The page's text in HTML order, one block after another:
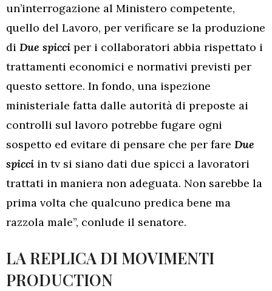
un’interrogazione al Ministero competente,
quello del Lavoro, per verificare se la produzione
di Due spicci per i collaboratori abbia rispettato i
trattamenti economici e normativi previsti per
questo settore. In fondo, una ispezione
ministeriale fatta dalle autorità di preposte ai
controlli sul lavoro potrebbe fugare ogni
sospetto ed evitare di pensare che per fare Due
spicci in tv si siano dati due spicci a lavoratori
trattati in maniera non adeguata. Non sarebbe la
prima volta che qualcuno predica bene ma
razzola male”, conlude il senatore.
LA REPLICA DI MOVIMENTI
PRODUCTION